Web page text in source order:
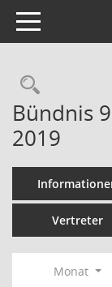
Toggle navigation
Bündnis
2019
Vertreter
Monat